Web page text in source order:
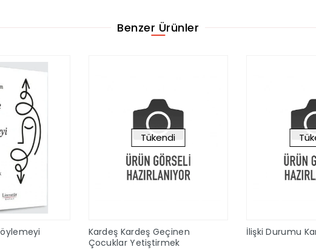
Benzer Ürünler
Tükendi
Kardeş Kardeş Geçinen
Çocuklar Yetiştirmek
İlişki Durumu